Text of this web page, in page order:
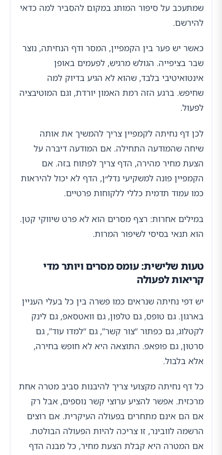
שמתעכב על סיפור המותג במקום להסביר למה כדאי
להירשם.
כאשר יש פער בין הקמפיין, המסר ודף הנחיתה, נוצר
שבר בציפייה. הגולש מרגיש, לפעמים באופן
אינטואיטיבי בלבד, שהוא לא הגיע בדיוק למה
שחיפש. ברגע הזה רמת האמון יורדת, וגם המוטיבציה
לפעול.
לכן דף נחיתה לקמפיין צריך להמשיך את אותה
שיחה שהמודעה התחילה. אם המודעה דיברה על
הצעת מחיר מהירה, הדף צריך לפתוח בזה. אם
הקמפיין פונה למשקיעי נדל״ן, הדף לא יכול להיראות
כמו עמוד תדמית כללי ללקוחות פרטיים.
במילים אחרות: רצף מסרים הוא לא פרט שיווקי קטן.
הוא תנאי בסיסי לשיפור המרות.
טעות שלישית: עומס מסרים ויותר מדי
קריאות לפעולה
יש דפי נחיתה שנראים כמו פשרה בין כל בעלי העניין
בארגון. גם טופס, גם טלפון, גם וואטסאפ, גם לינק
לקטלוג, גם כפתור “צור קשר”, גם “למדו עוד”, גם
סרטון, גם פופאפ. התוצאה היא לא חופש בחירה,
אלא בלבול.
כל דף נחיתה מקצועי צריך להיבנות סביב מטרה אחת
מרכזית. אפשר להציע ערוצי קשר נוספים, אבל רק
אם הם אינם מתחרים בפעולה העיקרית. אם רוצים
הרשמה לוובינר, זו צריכה להיות הפעולה הבולטת.
אם המטרה היא קבלת הצעת מחיר, כל מבנה הדף